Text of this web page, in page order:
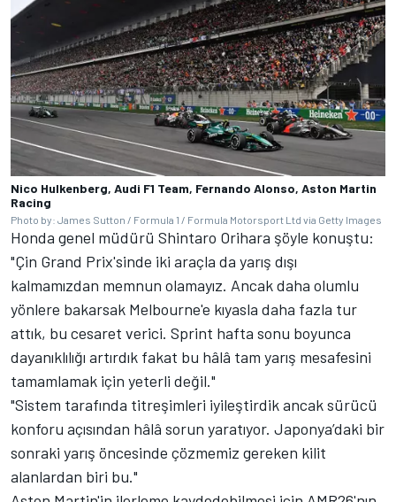
Nico Hulkenberg, Audi F1 Team, Fernando Alonso, Aston Martin
Racing
Photo by: James Sutton / Formula 1 / Formula Motorsport Ltd via Getty Images
Honda genel müdürü Shintaro Orihara şöyle konuştu:
"Çin Grand Prix'sinde iki araçla da yarış dışı
kalmamızdan memnun olamayız. Ancak daha olumlu
yönlere bakarsak Melbourne'e kıyasla daha fazla tur
attık, bu cesaret verici. Sprint hafta sonu boyunca
dayanıklılığı artırdık fakat bu hâlâ tam yarış mesafesini
tamamlamak için yeterli değil."
"Sistem tarafında titreşimleri iyileştirdik ancak sürücü
konforu açısından hâlâ sorun yaratıyor. Japonya’daki bir
sonraki yarış öncesinde çözmemiz gereken kilit
alanlardan biri bu."